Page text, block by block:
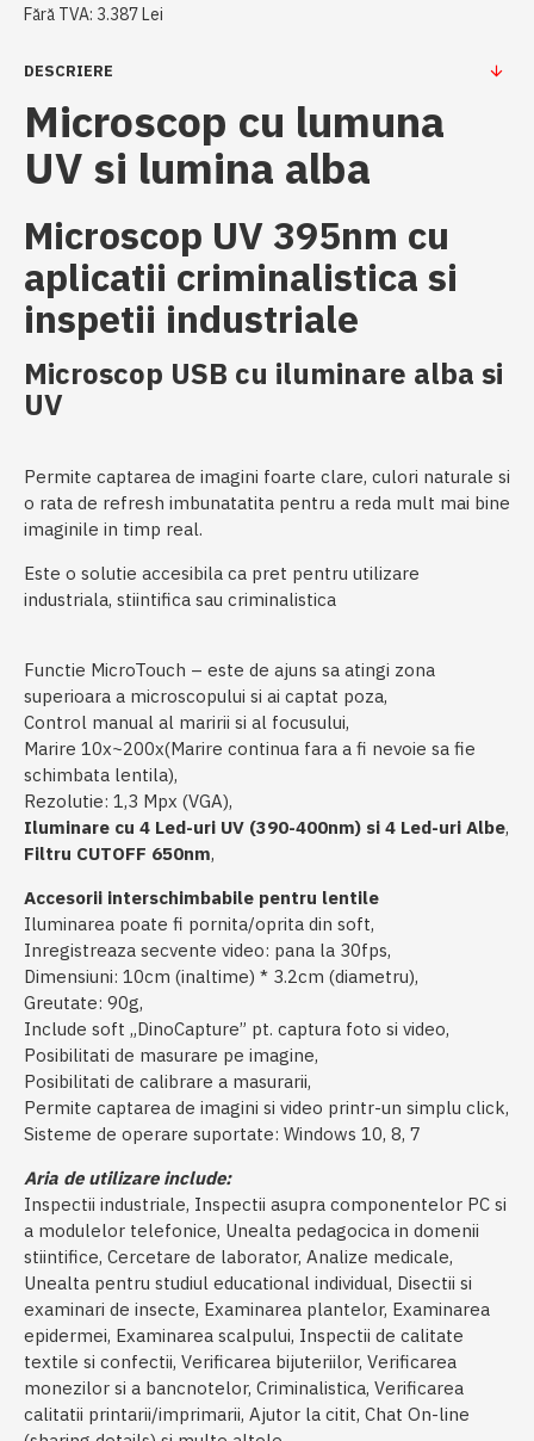
Fără TVA: 3.387 Lei
DESCRIERE
Microscop cu lumuna
UV si lumina alba
Microscop UV 395nm cu
aplicatii criminalistica si
inspetii industriale
Microscop USB cu iluminare alba si
UV
Permite captarea de imagini foarte clare, culori naturale si
o rata de refresh imbunatatita pentru a reda mult mai bine
imaginile in timp real.
Este o solutie accesibila ca pret pentru utilizare
industriala, stiintifica sau criminalistica
Functie MicroTouch – este de ajuns sa atingi zona
superioara a microscopului si ai captat poza,
Control manual al maririi si al focusului,
Marire 10x~200x(Marire continua fara a fi nevoie sa fie
schimbata lentila),
Rezolutie: 1,3 Mpx (VGA),
Iluminare cu 4 Led-uri UV (390-400nm) si 4 Led-uri Albe,
Filtru CUTOFF 650nm,
Accesorii interschimbabile pentru lentile
Iluminarea poate fi pornita/oprita din soft,
Inregistreaza secvente video: pana la 30fps,
Dimensiuni: 10cm (inaltime) * 3.2cm (diametru),
Greutate: 90g,
Include soft „DinoCapture” pt. captura foto si video,
Posibilitati de masurare pe imagine,
Posibilitati de calibrare a masurarii,
Permite captarea de imagini si video printr-un simplu click,
Sisteme de operare suportate: Windows 10, 8, 7
Aria de utilizare include:
Inspectii industriale, Inspectii asupra componentelor PC si
a modulelor telefonice, Unealta pedagocica in domenii
stiintifice, Cercetare de laborator, Analize medicale,
Unealta pentru studiul educational individual, Disectii si
examinari de insecte, Examinarea plantelor, Examinarea
epidermei, Examinarea scalpului, Inspectii de calitate
textile si confectii, Verificarea bijuteriilor, Verificarea
monezilor si a bancnotelor, Criminalistica, Verificarea
calitatii printarii/imprimarii, Ajutor la citit, Chat On-line